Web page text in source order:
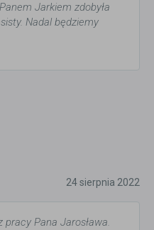
Jarkiem zdobyła
Nadal będziemy
24 sierpnia 2022
Pana Jarosława.